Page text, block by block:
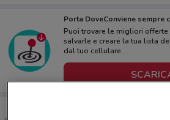
Porta DoveConviene sempre
Puoi trovare le migliori offerte
salvarle e creare la tua lista
dal tuo cellulare.